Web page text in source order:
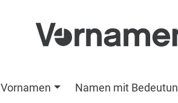
Vornamen Namen mit